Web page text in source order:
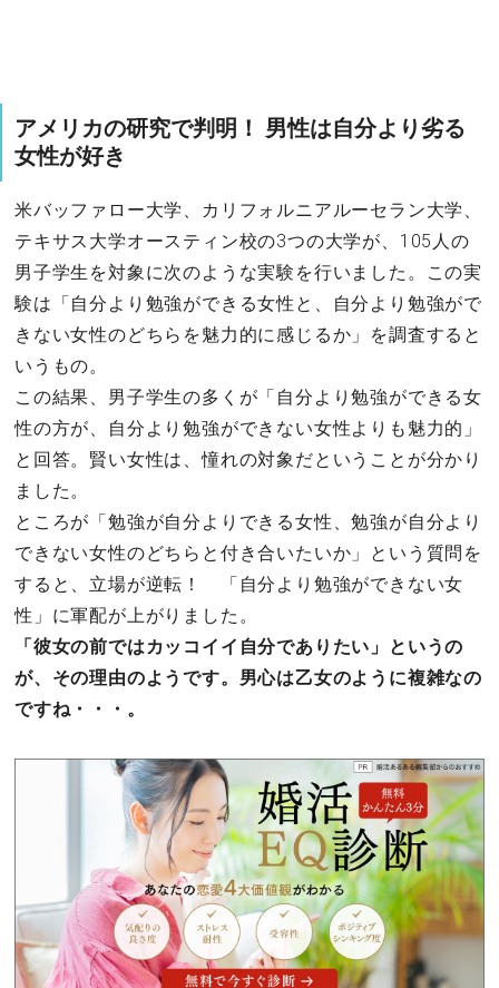
アメリカの研究で判明！ 男性は自分より劣る
女性が好き
米バッファロー大学、カリフォルニアルーセラン大学、
テキサス大学オースティン校の3つの大学が、105人の
男子学生を対象に次のような実験を行いました。この実
験は「自分より勉強ができる女性と、自分より勉強がで
きない女性のどちらを魅力的に感じるか」を調査すると
いうもの。
この結果、男子学生の多くが「自分より勉強ができる女
性の方が、自分より勉強ができない女性よりも魅力的」
と回答。賢い女性は、憧れの対象だということが分かり
ました。
ところが「勉強が自分よりできる女性、勉強が自分より
できない女性のどちらと付き合いたいか」という質問を
すると、立場が逆転！ 「自分より勉強ができない女
性」に軍配が上がりました。
「彼女の前ではカッコイイ自分でありたい」というの
が、その理由のようです。男心は乙女のように複雑なの
ですね・・・。